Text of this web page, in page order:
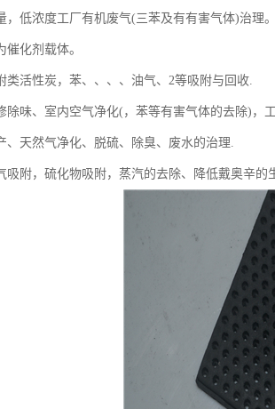
，低浓度工厂有机废气(三苯及有有害气体)治理
催化剂载体。
类活性炭，苯、、、、油气、2等吸附与回收.
除味、室内空气净化(，苯等有害气体的去除)，
、天然气净化、脱硫、除臭、废水的治理.
吸附，硫化物吸附，蒸汽的去除、降低戴奥辛的